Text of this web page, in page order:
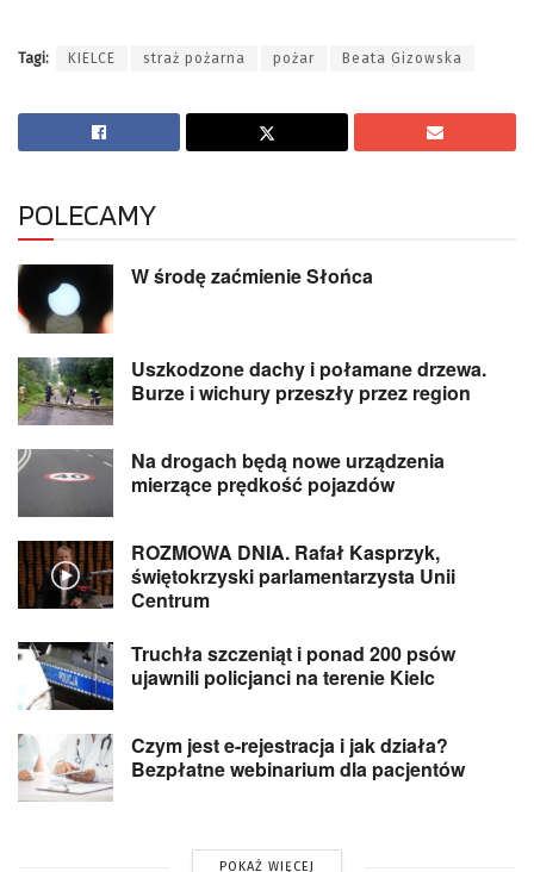
Tagi: KIELCE straż pożarna pożar Beata Gizowska
POLECAMY
W środę zaćmienie Słońca
Uszkodzone dachy i połamane drzewa.
Burze i wichury przeszły przez region
Na drogach będą nowe urządzenia
mierzące prędkość pojazdów
ROZMOWA DNIA. Rafał Kasprzyk,
świętokrzyski parlamentarzysta Unii
Centrum
Truchła szczeniąt i ponad 200 psów
ujawnili policjanci na terenie Kielc
Czym jest e-rejestracja i jak działa?
Bezpłatne webinarium dla pacjentów
POKAŻ WIĘCEJ